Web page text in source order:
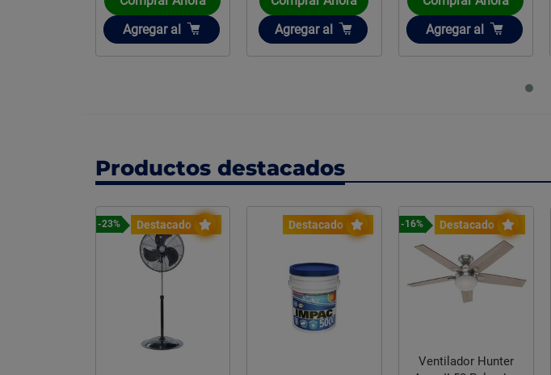
Añadir
Agregar al
Añadir
Agregar al
Añadir
Agregar al
Productos destacados
Destacado
-23% Destacado Destacado
-16%
Ventilador Hunter